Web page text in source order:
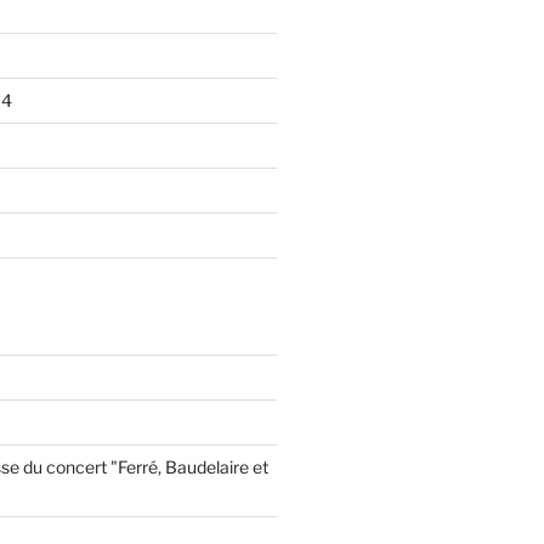
du concert "Ferré, Baudelaire et